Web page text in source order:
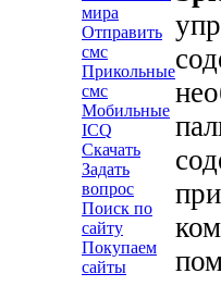
мира
Отправить
смс
Прикольные
смс
Мобильные
ICQ
Скачать
Задать
вопрос
Поиск по
сайту
Покупаем
сайты